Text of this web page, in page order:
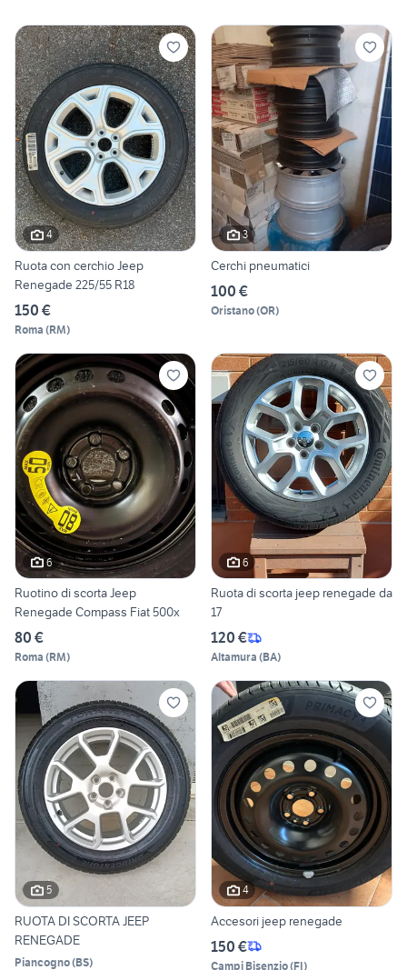
4
Ruota con cerchio Jeep
Renegade 225/55 R18
150 €
Roma (RM)
3
Cerchi pneumatici
100 €
Oristano(OR)
6
Ruotino di scorta Jeep
Renegade Compass Fiat 500x
80 €
Roma (RM)
6
Ruota di scorta jeep renegade da
17
120 €
Altamura (BA)
5
RUOTA DI SCORTA JEEP
RENEGADE
Piancogno(BS)
4
Accesori jeep renegade
150 €
Campi Bisenzio(FI)